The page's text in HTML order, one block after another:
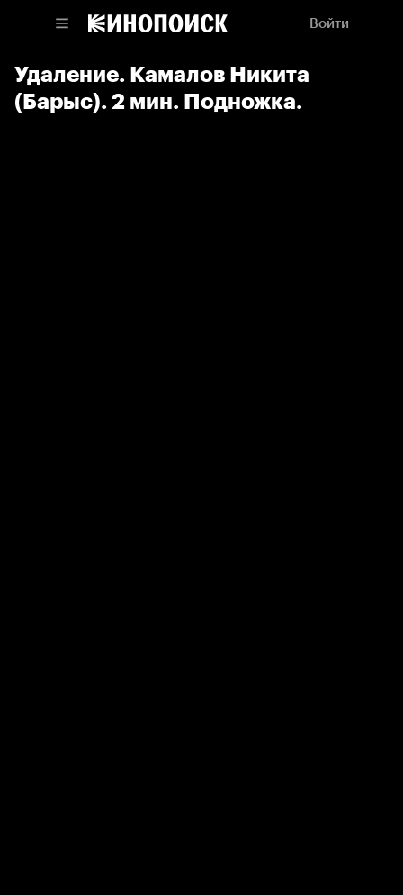
Войти
Удаление. Камалов Никита
(Барыс). 2 мин. Подножка.